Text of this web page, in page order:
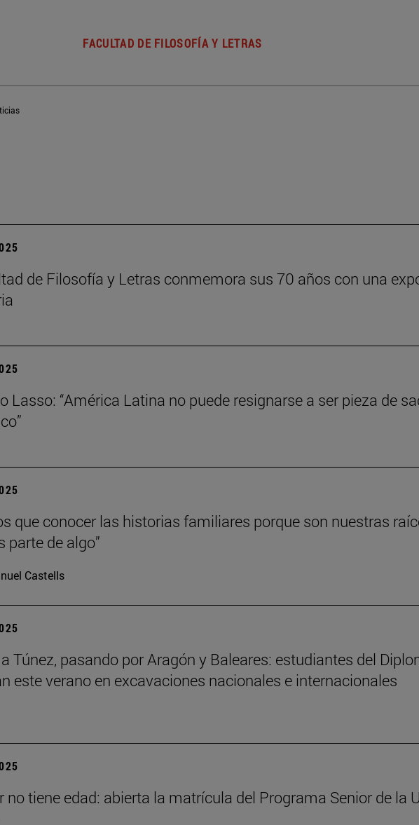
FACULTAD DE FILOSOFÍA Y LETRAS
de Filosofía y Letras conmemora sus 70 años con una
Lasso: “América Latina no puede resignarse a ser pieza de
que conocer las historias familiares porque son nuestras
parte de algo”
Castells
Túnez, pasando por Aragón y Baleares: estudiantes del
este verano en excavaciones nacionales e internacionales
no tiene edad: abierta la matrícula del Programa Senior de la